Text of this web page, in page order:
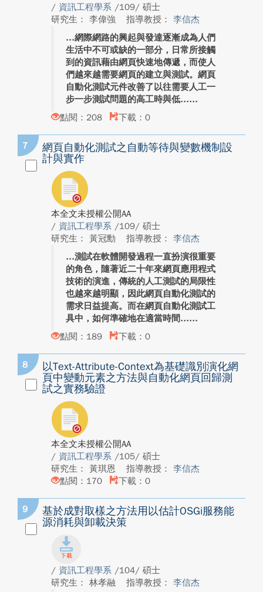
/ 資訊工程學系 /109/ 碩士
研究生： 李偉強
指導教授： 李信杰
網際網路的興起與發達逐漸成為人們
生活中不可或缺的一部分，日常所接觸
到的資訊藉由網頁快速地傳遞，而使人
們越來越需要網頁的建立與測試。網頁
自動化測試元件改善了以往需要人工一
步一步測試問題的高工時與低...
點閱：208
下載：0
7
網頁自動化測試之自動等待與變數機制設
計與實作
本全文未授權公開AA
/ 資訊工程學系 /109/ 碩士
研究生： 黃冠勳
指導教授： 李信杰
測試在軟體開發過程一直扮演很重要
的角色，隨著近二十年來網頁應用程式
技術的演進，傳統的人工測試的局限性
也越來越明顯，因此網頁自動化測試的
需求日益提高。而在網頁自動化測試工
具中，如何準確地在適當時間...
點閱：189
下載：0
8
以Text-Attribute-Context為基礎識別演化網
頁中變動元素之方法與自動化網頁回歸測
試之實務驗證
本全文未授權公開AA
/ 資訊工程學系 /105/ 碩士
研究生： 黃琪恩
指導教授： 李信杰
點閱：170
下載：0
9
基於成對取樣之方法用以估計OSGi服務能
源消耗與卸載決策
/ 資訊工程學系 /104/ 碩士
研究生： 林孝融
指導教授： 李信杰